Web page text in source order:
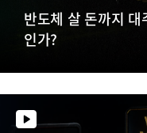
반도체 살 돈까지
인가?